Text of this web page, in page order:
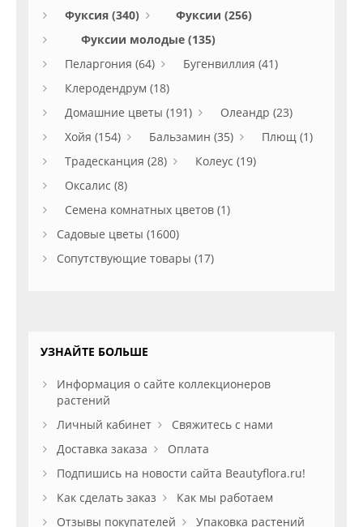
Фуксия (340)
Фуксии (256)
Фуксии молодые (135)
Пеларгония (64)
Бугенвиллия (41)
Клеродендрум (18)
Домашние цветы (191)
Олеандр (23)
Хойя (154)
Бальзамин (35)
Плющ (1)
Традесканция (28)
Колеус (19)
Оксалис (8)
Семена комнатных цветов (1)
Садовые цветы (1600)
Сопутствующие товары (17)
УЗНАЙТЕ БОЛЬШЕ
Информация о сайте коллекционеров
растений
Личный кабинет
Свяжитесь с нами
Доставка заказа
Оплата
Подпишись на новости сайта Beautyflora.ru!
Как сделать заказ
Как мы работаем
Отзывы покупателей
Упаковка растений